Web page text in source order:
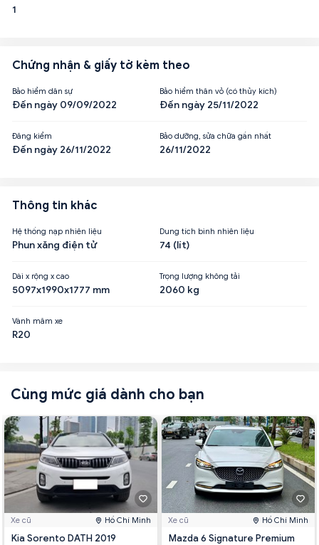
1
Chứng nhận & giấy tờ kèm theo
Bảo hiểm dân sự
Đến ngày 09/09/2022
Bảo hiểm thân vỏ (có thủy kích)
Đến ngày 25/11/2022
Đăng kiểm
Đến ngày 26/11/2022
Bảo dưỡng, sửa chữa gần nhất
26/11/2022
Thông tin khác
Hệ thống nạp nhiên liệu
Phun xăng điện tử
Dung tích bình nhiên liệu
74 (lít)
Dài x rộng x cao
5097x1990x1777 mm
Trọng lượng không tải
2060 kg
Vành mâm xe
R20
Cùng mức giá dành cho bạn
Xe cũ Hồ Chí Minh
Kia Sorento DATH 2019
Xe cũ Hồ Chí Minh
Mazda 6 Signature Premium